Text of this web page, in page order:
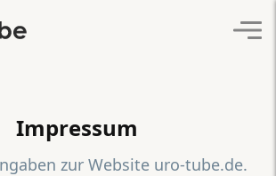
to frontpage
Impressum
zur Website uro-tube.de.